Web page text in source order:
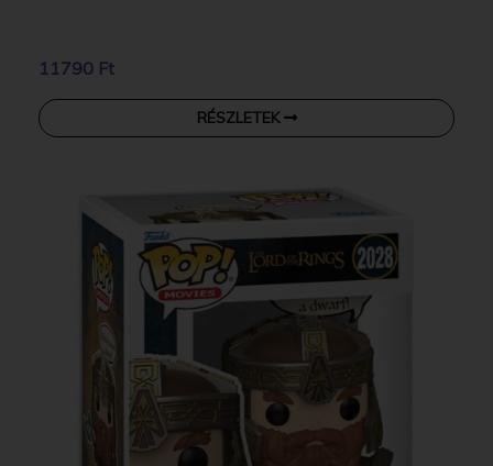
11790 Ft
RÉSZLETEK